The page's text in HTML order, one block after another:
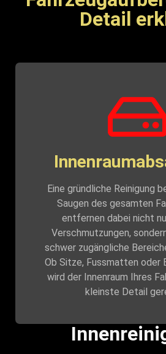
Detail
Eine gründliche Reinigung
Saugen des gesamten
entfernen dabei nicht
Verschmutzungen,
schwer zugängliche
Ob Sitze, Fussmatten oder
wird der Innenraum Ihres
kleinste Detail